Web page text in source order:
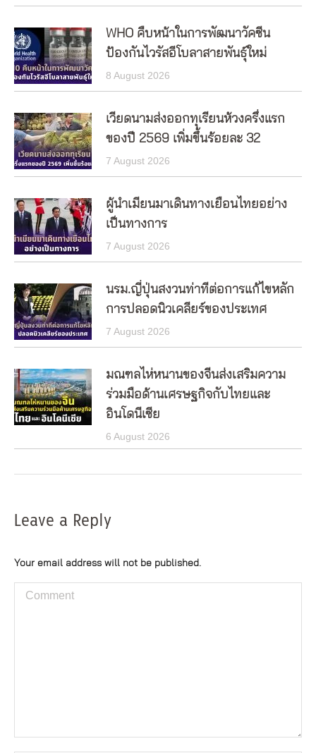
WHO คืบหน้าในการพัฒนาวัคซีน
ป้องกันไวรัสอีโบลาสายพันธุ์ใหม่
8 August 2026
เวียดนามส่งออกทุเรียนห้วงครึ่งแรก
ของปี 2569 เพิ่มขึ้นร้อยละ 32
7 August 2026
ผู้นำเมียนมาเดินทางเยือนไทยอย่าง
เป็นทางการ
7 August 2026
นรม.ญี่ปุ่นสงวนท่าทีต่อการแก้ไขหลัก
การปลอดนิวเคลียร์ของประเทศ
7 August 2026
มณฑลไห่หนานของจีนส่งเสริมความ
ร่วมมือด้านเศรษฐกิจกับไทยและ
อินโดนีเซีย
6 August 2026
Leave a Reply
Your email address will not be published.
Comment